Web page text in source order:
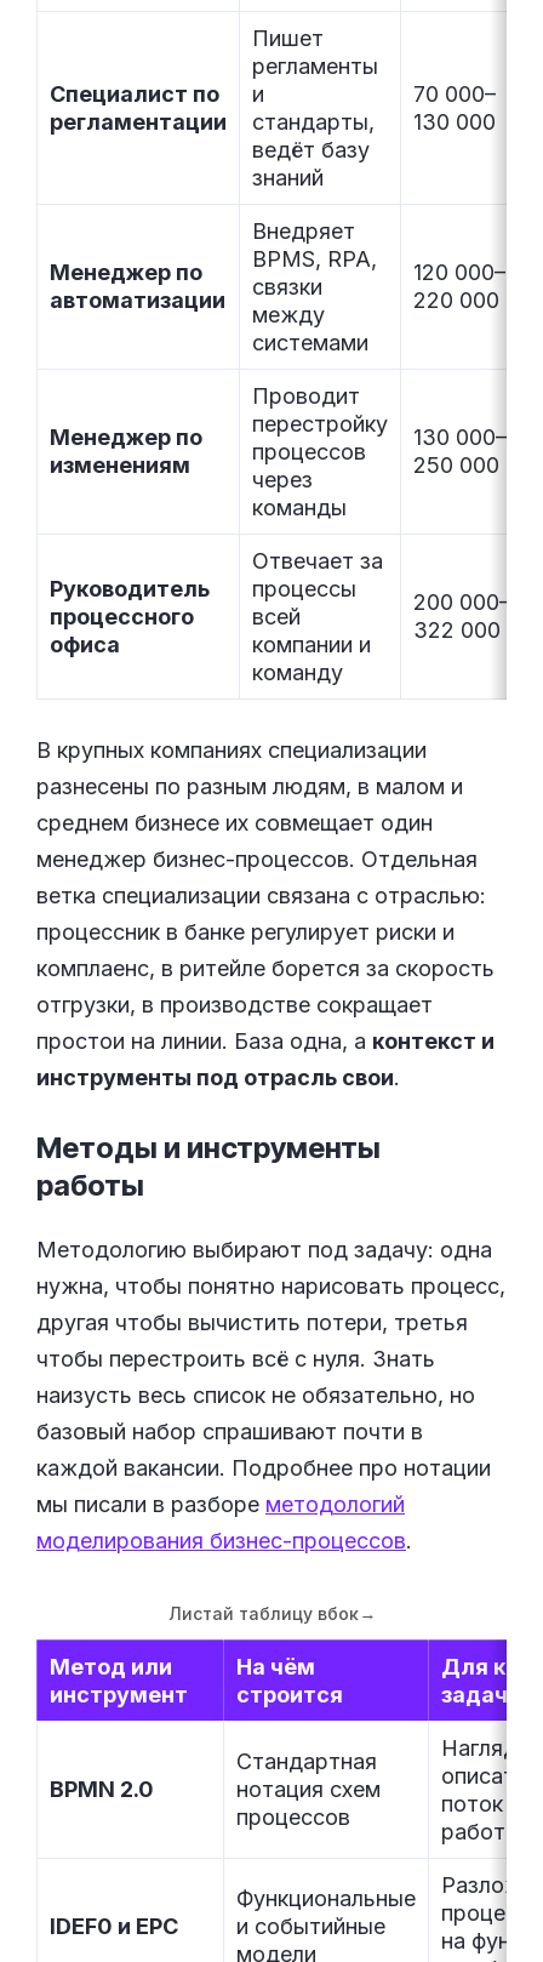
Специалист по
регламентации
Пишет
регламенты
и
стандарты,
ведёт базу
знаний
70 000–
130 000
Менеджер по
автоматизации
Внедряет
BPMS, RPA,
связки
между
системами
120 000–
220 000
Менеджер по
изменениям
Проводит
перестройку
процессов
через
команды
130 000–
250 000
Руководитель
процессного
офиса
Отвечает за
процессы
всей
компании и
команду
200 000–
322 000
В крупных компаниях специализации
разнесены по разным людям, в малом и
среднем бизнесе их совмещает один
менеджер бизнес-процессов. Отдельная
ветка специализации связана с отраслью:
процессник в банке регулирует риски и
комплаенс, в ритейле борется за скорость
отгрузки, в производстве сокращает
простои на линии. База одна, а контекст и
инструменты под отрасль свои.
Методы и инструменты
работы
Методологию выбирают под задачу: одна
нужна, чтобы понятно нарисовать процесс,
другая чтобы вычистить потери, третья
чтобы перестроить всё с нуля. Знать
наизусть весь список не обязательно, но
базовый набор спрашивают почти в
каждой вакансии. Подробнее про нотации
мы писали в разборе методологий
моделирования бизнес-процессов.
Листай таблицу вбок →
Метод или
инструмент
На чём
строится
Для
задач
BPMN 2.0
Стандартная
нотация схем
процессов
Наглядно
описать
поток
работы
IDEF0 и EPC
Функциональные
и событийные
модели
процесс
на